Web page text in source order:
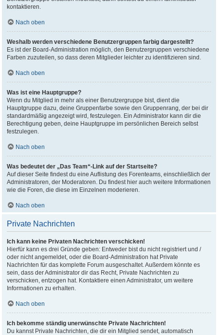
kontaktieren.
Nach oben
Weshalb werden verschiedene Benutzergruppen farbig dargestellt?
Es ist der Board-Administration möglich, den Benutzergruppen verschiedene
Farben zuzuteilen, so dass deren Mitglieder leichter zu identifizieren sind.
Nach oben
Was ist eine Hauptgruppe?
Wenn du Mitglied in mehr als einer Benutzergruppe bist, dient die
Hauptgruppe dazu, deine Gruppenfarbe sowie den Gruppenrang, der bei dir
standardmäßig angezeigt wird, festzulegen. Ein Administrator kann dir die
Berechtigung geben, deine Hauptgruppe im persönlichen Bereich selbst
festzulegen.
Nach oben
Was bedeutet der „Das Team“-Link auf der Startseite?
Auf dieser Seite findest du eine Auflistung des Forenteams, einschließlich der
Administratoren, der Moderatoren. Du findest hier auch weitere Informationen
wie die Foren, die diese im Einzelnen moderieren.
Nach oben
Private Nachrichten
Ich kann keine Privaten Nachrichten verschicken!
Hierfür kann es drei Gründe geben: Entweder bist du nicht registriert und /
oder nicht angemeldet, oder die Board-Administration hat Private
Nachrichten für das komplette Forum ausgeschaltet. Außerdem könnte es
sein, dass der Administrator dir das Recht, Private Nachrichten zu
verschicken, entzogen hat. Kontaktiere einen Administrator, um weitere
Informationen zu erhalten.
Nach oben
Ich bekomme ständig unerwünschte Private Nachrichten!
Du kannst Private Nachrichten, die dir ein Mitglied sendet, automatisch